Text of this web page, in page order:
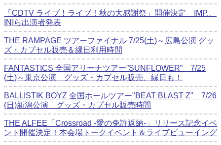
「CDTV ライブ！ライブ！秋の大感謝祭」開催決定 IMP.、
INIら出演者発表
THE RAMPAGE ツアーファイナル 7/25(土)～広島公演 グッ
ズ・カプセル販売＆縁日利用時間
FANTASTICS 全国アリーナツアー”SUNFLOWER” 7/25
(土)～東京公演 グッズ・カプセル販売、縁日も！
BALLISTIK BOYZ 全国ホールツアー"BEAT BLAST Z" 7/26
(日)新潟公演 グッズ・カプセル販売時間
THE ALFEE「Crossroad -愛の免許返納-」リリース記念イベ
ント開催決定！本会場トークイベント＆ライブビューイング